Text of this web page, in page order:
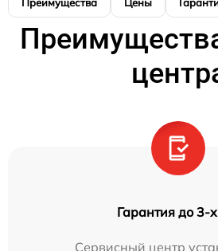
Преимущества Цены
Гарантия до 3-х
Сервисный центр